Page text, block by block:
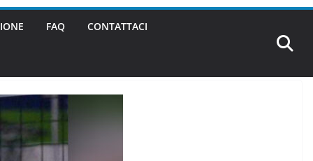
FAQ CONTATTACI